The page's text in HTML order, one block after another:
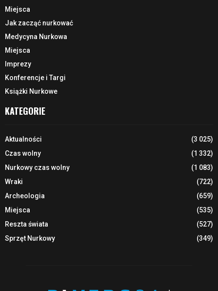
Miejsca
Jak zacząć nurkować
Medycyna Nurkowa
Miejsca
Imprezy
Konferencje i Targi
Książki Nurkowe
KATEGORIE
Aktualności
(3 025)
Czas wolny
(1 332)
Nurkowy czas wolny
(1 083)
Wraki
(722)
Archeologia
(659)
Miejsca
(535)
Reszta świata
(527)
Sprzęt Nurkowy
(349)